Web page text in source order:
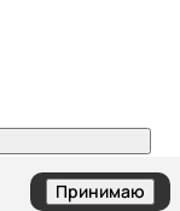
Принимаю